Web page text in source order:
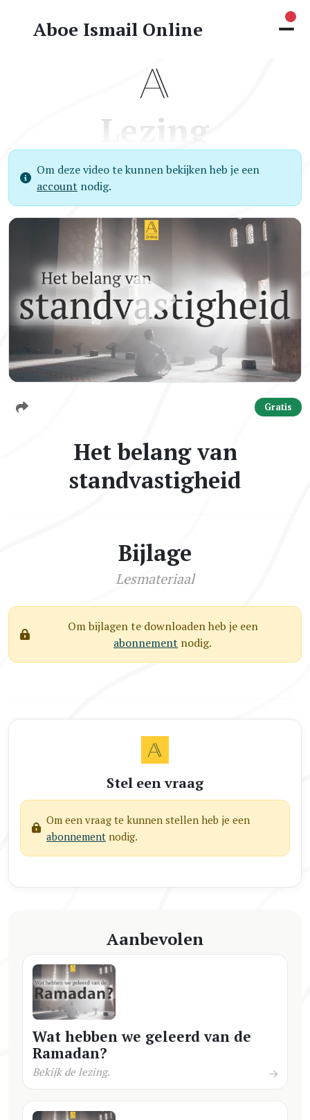
Aboe Ismail Online
Lezing
Om deze video te kunnen bekijken heb je een
account nodig.
Gratis
Het belang van
standvastigheid
Bijlage
Lesmateriaal
Om bijlagen te downloaden heb je een
abonnement nodig.
Stel een vraag
Om een vraag te kunnen stellen heb je een
abonnement nodig.
Aanbevolen
Wat hebben we geleerd van de
Ramadan?
Bekijk de lezing.